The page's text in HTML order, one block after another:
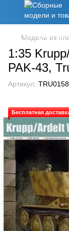
Модели из
1:35
PAK-43,
Артикул:
Бесплатная